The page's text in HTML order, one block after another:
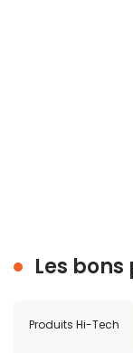
Les
Produits Hi-Tech